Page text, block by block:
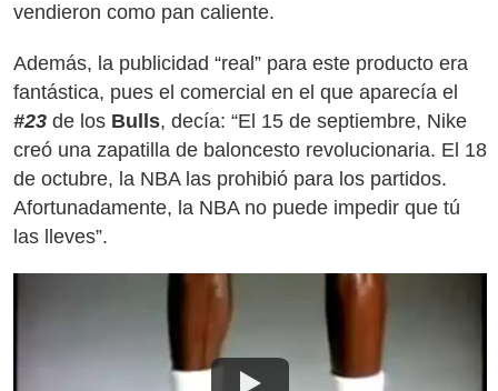
vendieron como pan caliente.
Además, la publicidad “real” para este producto era
fantástica, pues el comercial en el que aparecía el
#23 de los Bulls, decía: “El 15 de septiembre, Nike
creó una zapatilla de baloncesto revolucionaria. El 18
de octubre, la NBA las prohibió para los partidos.
Afortunadamente, la NBA no puede impedir que tú
las lleves”.